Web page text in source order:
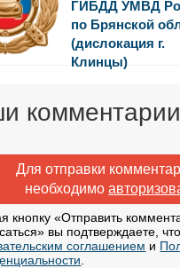
ГИБДД УМВД
по Брянской
(дислокация г.
Клинцы)
Для отправки
необходимо
кнопку «Отправить
вы подтверждаете,
соглашением и